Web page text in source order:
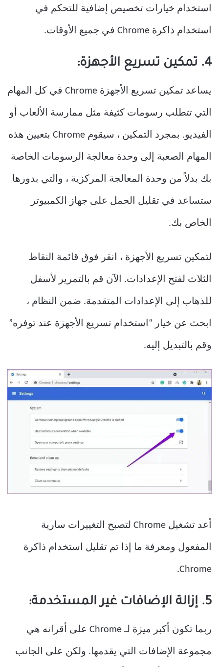
استخدام خيارات تخصيص إضافية للتحكم في
استخدام ذاكرة Chrome في جميع الأوقات.
4. تمكين تسريع الأجهزة:
يساعد تمكين تسريع الأجهزة Chrome في كل المهام
التي تتطلب رسومات كثيفة مثل ممارسة الألعاب أو
الفيديو. بمجرد التمكين ، سيقوم Chrome بتعيين هذه
المهام الصعبة إلى وحدة معالجة الرسومات الخاصة
بك بدلاً من وحدة المعالجة المركزية ، والتي بدورها
ستساعد في تقليل الحمل على جهاز الكمبيوتر
الخاص بك.
لتمكين تسريع الأجهزة ، انقر فوق قائمة النقاط
الثلاث لفتح الإعدادات. الآن قم بالتمرير لأسفل
للذهاب إلى الإعدادات المتقدمة. ضمن النظام ،
ابحث عن خيار “استخدام تسريع الأجهزة عند توفره”
وقم بالتبديل إليه.
أعد تشغيل Chrome لتصبح التغييرات سارية
المفعول ومعرفة ما إذا تم تقليل استخدام ذاكرة
Chrome.
5. إزالة الإضافات غير المستخدمة:
ربما تكون أكبر ميزة لـ Chrome على أقرانه هي
مجموعة الإضافات التي يقدمها. ولكن على الجانب